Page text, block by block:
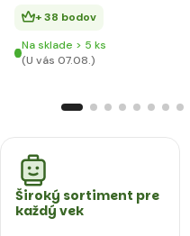
+ 38 bodov
Na sklade > 5 ks
(U vás 07.08.)
Široký sortiment pre
každý vek